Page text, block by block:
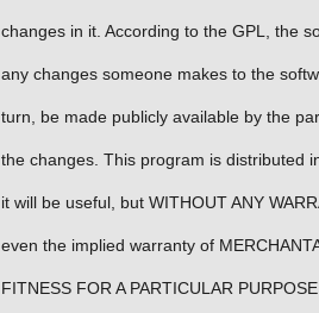
changes in it. According to the GPL, the
any changes someone makes to the
turn, be made publicly available by the
the changes. This program is distributed
it will be useful, but WITHOUT ANY
even the implied warranty of
FITNESS FOR A PARTICULAR